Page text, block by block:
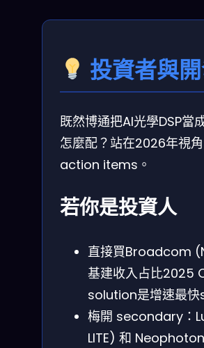
投資者與
既然博通把AI光學DSP當
怎麼配？站在2026年視
action items。
若你是投資人
直接買Broadcom
基建收入占比2025
solution是增速最
梅開 secondary：
LITE) 和